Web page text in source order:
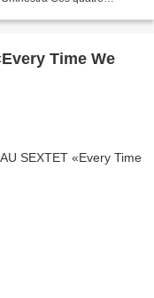
Time We